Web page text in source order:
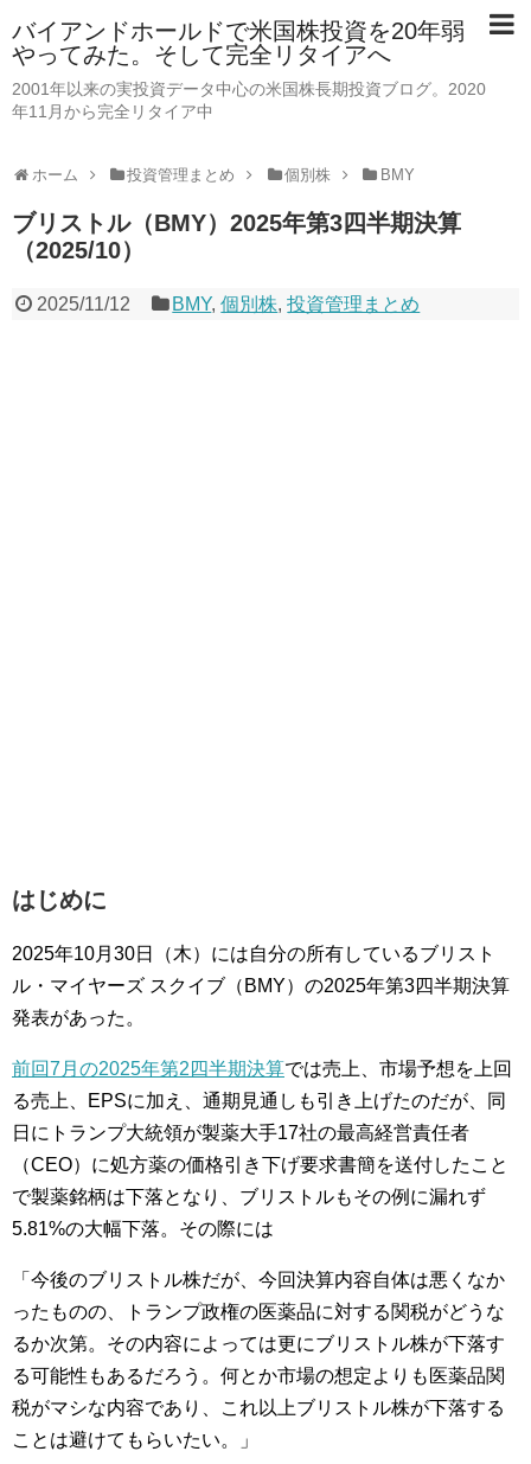
バイアンドホールドで米国株投資を20年弱
やってみた。そして完全リタイアへ
2001年以来の実投資データ中心の米国株長期投資ブログ。2020
年11月から完全リタイア中
ホーム 投資管理まとめ 個別株 BMY
ブリストル（BMY）2025年第3四半期決算
（2025/10）
2025/11/12 BMY,個別株,投資管理まとめ
はじめに
2025年10月30日（木）には自分の所有しているブリスト
ル・マイヤーズ スクイブ（BMY）の2025年第3四半期決算
発表があった。
前回7月の2025年第2四半期決算では売上、市場予想を上回
る売上、EPSに加え、通期見通しも引き上げたのだが、同
日にトランプ大統領が製薬大手17社の最高経営責任者
（CEO）に処方薬の価格引き下げ要求書簡を送付したこと
で製薬銘柄は下落となり、ブリストルもその例に漏れず
5.81%の大幅下落。その際には
「今後のブリストル株だが、今回決算内容自体は悪くなか
ったものの、トランプ政権の医薬品に対する関税がどうな
るか次第。その内容によっては更にブリストル株が下落す
る可能性もあるだろう。何とか市場の想定よりも医薬品関
税がマシな内容であり、これ以上ブリストル株が下落する
ことは避けてもらいたい。」